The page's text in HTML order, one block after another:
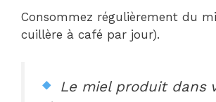
Consommez régulièrement du
cuillère à café par jour).
Le miel produit dans